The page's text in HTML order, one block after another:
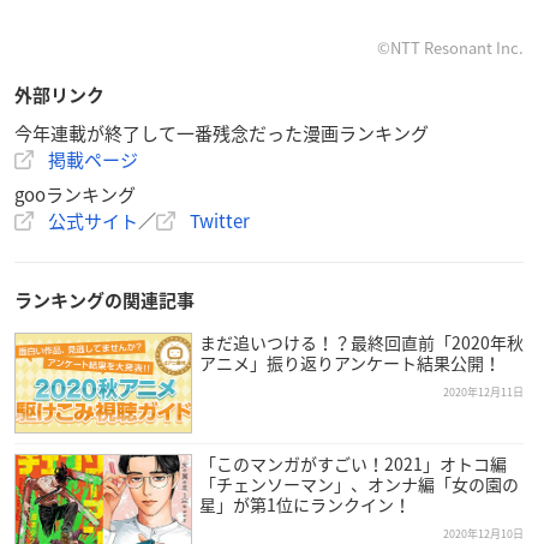
©NTT Resonant Inc.
外部リンク
今年連載が終了して一番残念だった漫画ランキング
掲載ページ
gooランキング
公式サイト／ Twitter
ランキングの関連記事
まだ追いつける！？最終回直前「2020年秋
アニメ」振り返りアンケート結果公開！
2020年12月11日
「このマンガがすごい！2021」オトコ編
「チェンソーマン」、オンナ編「女の園の
星」が第1位にランクイン！
2020年12月10日